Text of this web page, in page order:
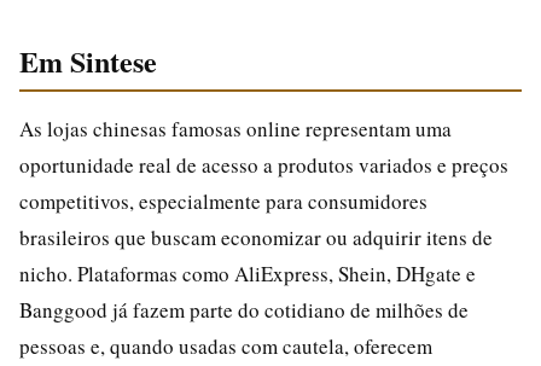
Em Sintese
As lojas chinesas famosas online representam uma
oportunidade real de acesso a produtos variados e preços
competitivos, especialmente para consumidores
brasileiros que buscam economizar ou adquirir itens de
nicho. Plataformas como AliExpress, Shein, DHgate e
Banggood já fazem parte do cotidiano de milhões de
pessoas e, quando usadas com cautela, oferecem